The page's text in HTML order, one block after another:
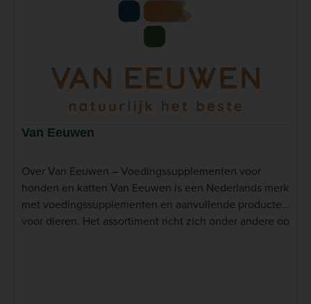
Van Eeuwen
Over Van Eeuwen – Voedingssupplementen voor
honden en katten Van Eeuwen is een Nederlands merk
met voedingssupplementen en aanvullende producten
voor dieren. Het assortiment richt zich onder andere op